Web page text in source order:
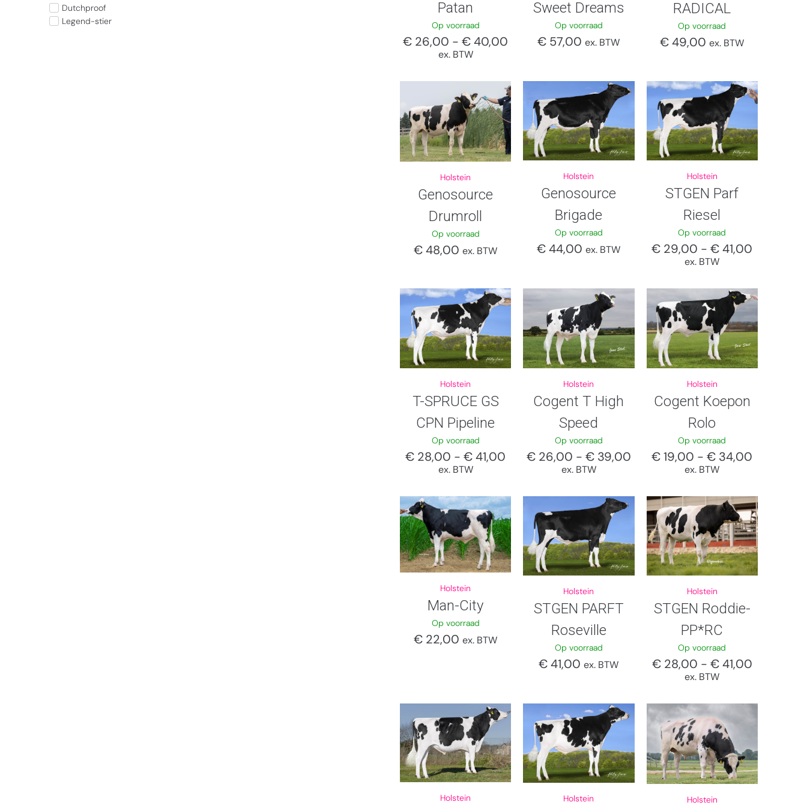
Dutchproof
Legend-stier
Patan
Op voorraad
€ 26,00 - €40,00
ex. BTW
Sweet Dreams
Op voorraad
€ 57,00 ex. BTW
RADICAL
Op voorraad
€49,00 ex. BTW
Holstein
Genosource
Drumroll
Op voorraad
€48,00 ex. BTW
Holstein
Genosource
Brigade
Op voorraad
€44,00 ex. BTW
Holstein
STGEN Parf
Riesel
Op voorraad
€ 29,00 - €41,00
ex. BTW
Holstein
T-SPRUCE GS
CPN Pipeline
Op voorraad
€ 28,00 - €41,00
ex. BTW
Holstein
Cogent T High
Speed
Op voorraad
€26,00 - €39,00
ex. BTW
Holstein
Cogent Koepon
Rolo
Op voorraad
€19,00 - € 34,00
ex. BTW
Holstein
Man-City
Op voorraad
€ 22,00 ex. BTW
Holstein
STGEN PARFT
Roseville
Op voorraad
€41,00 ex. BTW
Holstein
STGEN Roddie-
PP*RC
Op voorraad
€28,00 - €41,00
ex. BTW
Holstein Holstein Holstein